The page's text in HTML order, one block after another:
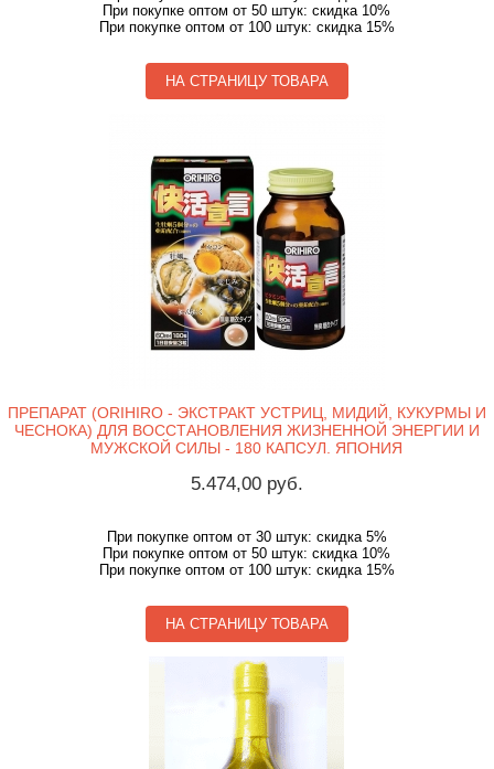
При покупке оптом от 50 штук: скидка 10%
При покупке оптом от 100 штук: скидка 15%
НА СТРАНИЦУ ТОВАРА
ПРЕПАРАТ (ORIHIRO - ЭКСТРАКТ УСТРИЦ, МИДИЙ, КУКУРМЫ И
ЧЕСНОКА) ДЛЯ ВОССТАНОВЛЕНИЯ ЖИЗНЕННОЙ ЭНЕРГИИ И
МУЖСКОЙ СИЛЫ - 180 КАПСУЛ. ЯПОНИЯ
5.474,00 руб.
При покупке оптом от 30 штук: скидка 5%
При покупке оптом от 50 штук: скидка 10%
При покупке оптом от 100 штук: скидка 15%
НА СТРАНИЦУ ТОВАРА